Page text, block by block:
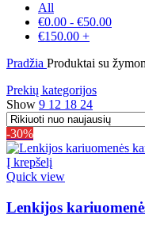
All
€0.00 - €50.00
€150.00 +
Pradžia Produktai su
Prekių kategorijos
Show 9 12 18 24
-30%
Į krepšelį
Quick view
Lenkijos